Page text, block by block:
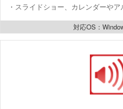
・スライドショー、カレンダーや
対応OS：